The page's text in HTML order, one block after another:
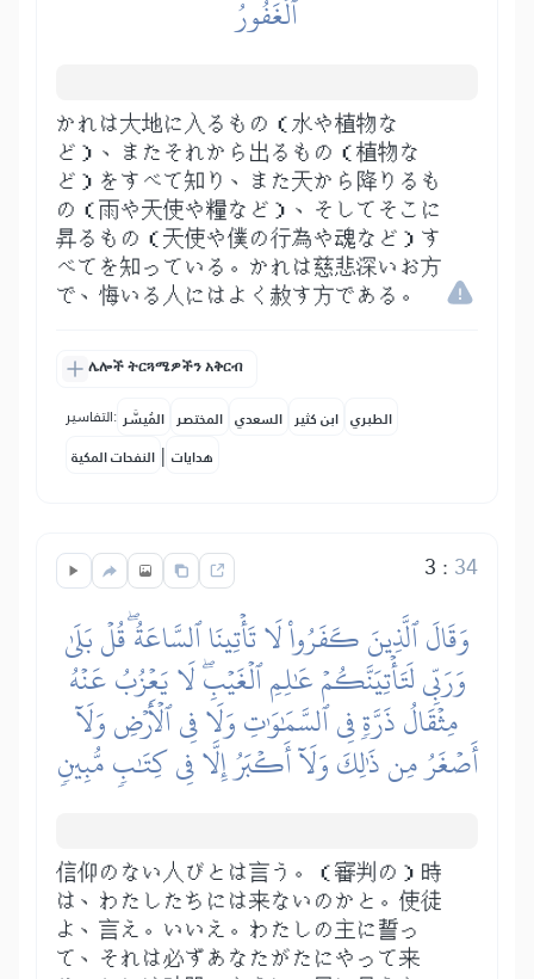
ٱلۡغَفُورُ
かれは大地に入るもの（水や植物な
ど）、またそれから出るもの（植物な
ど）をすべて知り、また天から降りるも
の（雨や天使や糧など）、そしてそこに
昇るもの（天使や僕の行為や魂など）す
べてを知っている。かれは慈悲深いお方
で、悔いる人にはよく赦す方である。
ሌሎች ትርጓሜዎችን አቅርብ
التفاسير: المُيسَّر المختصر السعدي ابن كثير الطبري
النفحات المكية | هدايات
3 : 34
وَقَالَ ٱلَّذِينَ كَفَرُواْ لَا تَأۡتِينَا ٱلسَّاعَةُۖ قُلۡ بَلَىٰ
وَرَبِّي لَتَأۡتِيَنَّكُمۡ عَٰلِمِ ٱلۡغَيۡبِۖ لَا يَعۡزُبُ عَنۡهُ
مِثۡقَالُ ذَرَّةٖ فِي ٱلسَّمَٰوَٰتِ وَلَا فِي ٱلۡأَرۡضِ وَلَآ
أَصۡغَرُ مِن ذَٰلِكَ وَلَآ أَكۡبَرُ إِلَّا فِي كِتَٰبٖ مُّبِينٖ
信仰のない人びとは言う。（審判の）時
は、わたしたちには来ないのかと。使徒
よ、言え。いいえ。わたしの主に誓っ
て、それは必ずあなたがたにやって来